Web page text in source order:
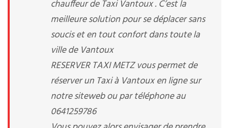
chauffeur de Taxi Vantoux . C’est la
meilleure solution pour se déplacer sans
soucis et en tout confort dans toute la
ville de Vantoux
RESERVER TAXI METZ vous permet de
réserver un Taxi à Vantoux en ligne sur
notre siteweb ou par téléphone au
0641259786